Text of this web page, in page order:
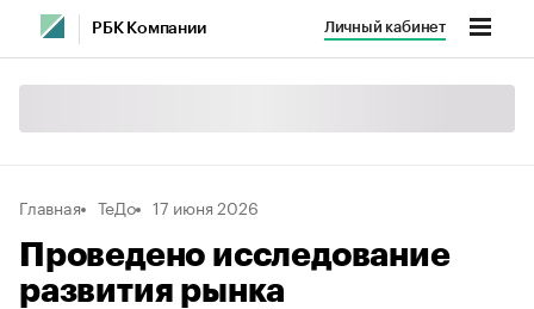
РБК Компании Личный кабинет
Главная ТеДо 17 июня 2026
Проведено исследование
развития рынка